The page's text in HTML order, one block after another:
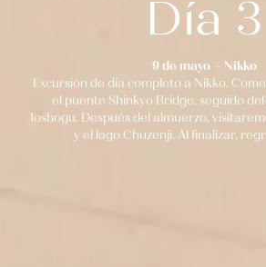
Día 3
9 de mayo – Nikko
Excursión de día completo a Nikko.
el puente Shinkyo Bridge, seguido
Toshogu. Después del almuerzo,
y el lago Chuzenji. Al finalizar,